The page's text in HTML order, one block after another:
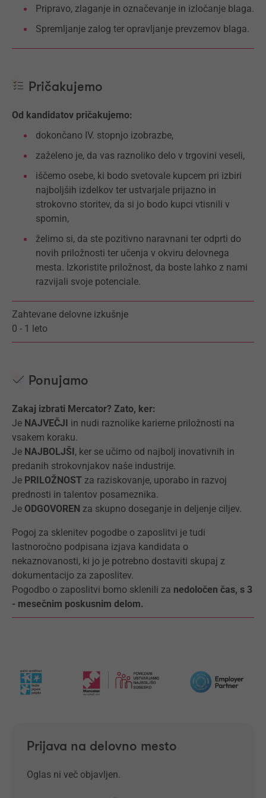
Pripravo, zlaganje in označevanje in izločanje blaga.
Spremljanje zalog ter opravljanje prevzemov blaga.
Pričakujemo
Od kandidatov pričakujemo:
dokončano IV. stopnjo izobrazbe,
zaželeno je, da vas raznoliko delo v trgovini veseli,
iščemo osebe, ki bodo svetovale kupcem pri izbiri
najboljših izdelkov ter ustvarjale prijazno in
strokovno storitev, da si jo bodo kupci vtisnili v
spomin,
želimo si, da ste pozitivno naravnani ter odprti do
novih priložnosti ter učenja v okviru delovnega
mesta. Izkoristite priložnost, da boste lahko z nami
razvijali svoje potenciale.
Zahtevane delovne izkušnje
0 - 1 leto
Ponujamo
Zakaj izbrati Mercator? Zato, ker:
Je NAJVEČJI in nudi raznolike karierne priložnosti na
vsakem koraku.
Je NAJBOLJŠI , ker se učimo od najbolj inovativnih in
predanih strokovnjakov naše industrije.
Je PRILOŽNOST za raziskovanje, uporabo in razvoj
prednosti in talentov posameznika.
Je ODGOVOREN za skupno doseganje in deljenje ciljev.
Pogoj za sklenitev pogodbe o zaposlitvi je tudi
lastnoročno podpisana izjava kandidata o
nekaznovanosti, ki jo je potrebno dostaviti skupaj z
dokumentacijo za zaposlitev.
Pogodbo o zaposlitvi bomo sklenili za nedoločen čas, s 3
- mesečnim poskusnim delom.
Prijava na delovno mesto
Oglas ni več objavljen.